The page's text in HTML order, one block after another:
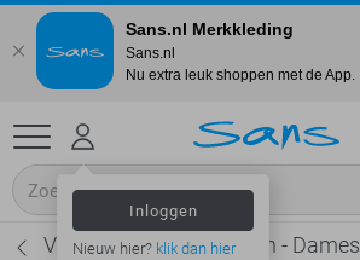
Inloggen
Nieuw hier? klik dan hier
Vero Moda Lange jassen - Dames
Sans.nl Merkkleding
Sans.nl
Nu extra leuk shoppen met de App.